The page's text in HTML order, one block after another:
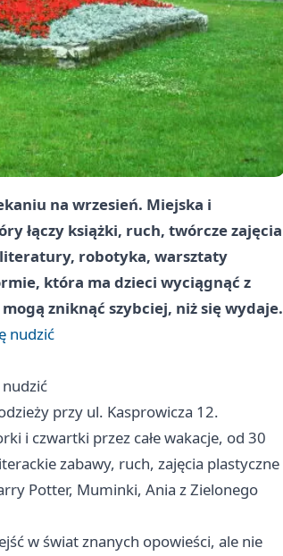
na wrzesień. Miejska i
łączy książki, ruch, twórcze zajęcia
literatury, robotyka, warsztaty
która ma dzieci wyciągnąć z
zniknąć szybciej, niż się wydaje.
nudzić
nudzić
przy ul. Kasprowicza 12.
i czwartki przez całe wakacje, od 30
zabawy, ruch, zajęcia plastyczne
Potter, Muminki, Ania z Zielonego
w świat znanych opowieści, ale nie